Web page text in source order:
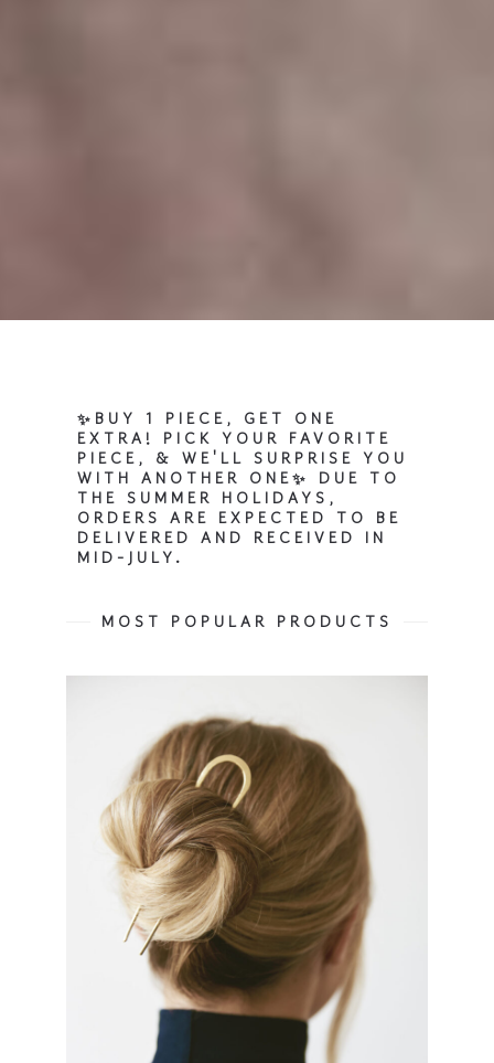
✨BUY 1 PIECE, GET ONE
EXTRA! PICK YOUR FAVORITE
PIECE, & WE'LL SURPRISE YOU
WITH ANOTHER ONE✨ DUE TO
THE SUMMER HOLIDAYS,
ORDERS ARE EXPECTED TO BE
DELIVERED AND RECEIVED IN
MID-JULY.
MOST POPULAR PRODUCTS
22 900Ft 26 900Ft